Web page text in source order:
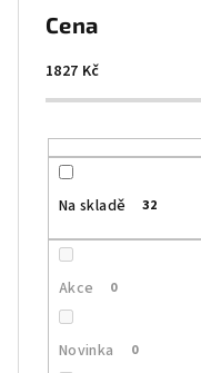
Cena
1827 Kč
Na skladě 32
Akce 0
Novinka 0